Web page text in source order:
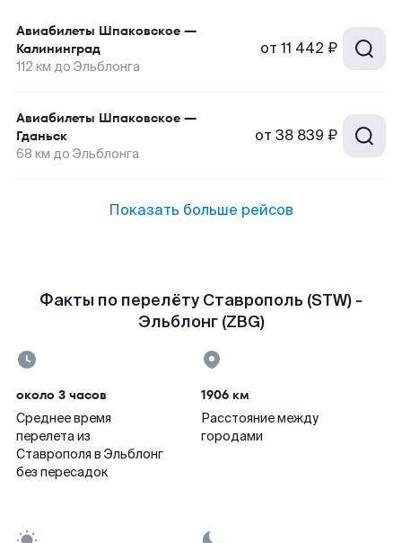
Авиабилеты Шпаковское —
Калининград
112 км до Эльблонга
от 11 442 ₽
Авиабилеты Шпаковское —
Гданьск
68 км до Эльблонга
от 38 839 ₽
Показать больше рейсов
Факты по перелёту Ставрополь (STW) -
Эльблонг (ZBG)
около 3 часов
Среднее время
перелета из
Ставрополя в Эльблонг
без пересадок
1906 км
Расстояние между
городами